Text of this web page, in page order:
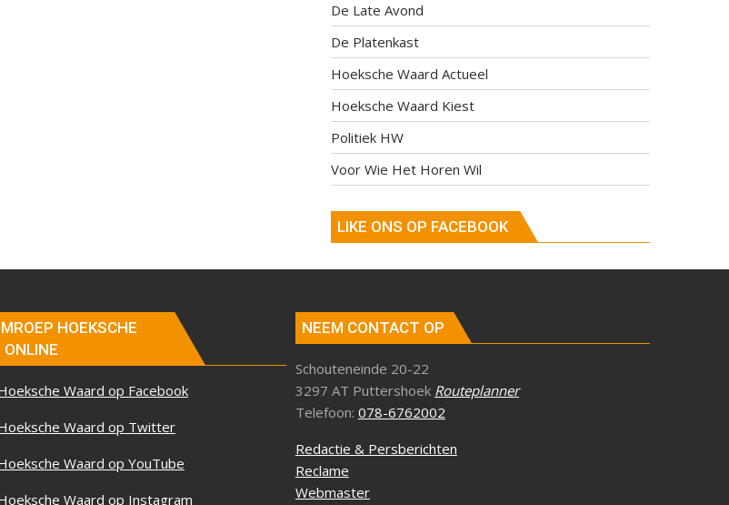
De Late Avond
De Platenkast
Hoeksche Waard Actueel
Hoeksche Waard Kiest
Politiek HW
Voor Wie Het Horen Wil
LIKE ONS OP FACEBOOK
HOEKSCHE
ONLINE
Waard op Facebook
Waard op Twitter
Waard op YouTube
Waard op Instagram
NEEM CONTACT OP
Schouteneinde 20-22
3297 AT Puttershoek Routeplanner
Telefoon: 078-6762002
Redactie & Persberichten
Reclame
Webmaster